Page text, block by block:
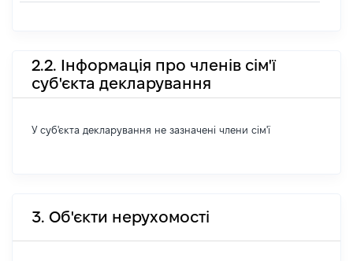
2.2. Інформація про членів сім'ї
суб'єкта декларування
У суб'єкта декларування не зазначені члени сім'ї
3. Об'єкти нерухомості